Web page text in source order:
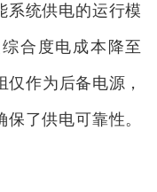
系统供电的运行模
合度电成本降至
仅作为后备电源，
了供电可靠性。